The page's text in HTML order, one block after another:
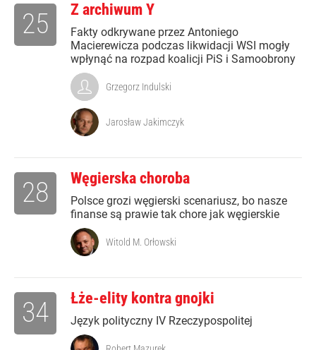
Z archiwum Y
Fakty odkrywane przez Antoniego
Macierewicza podczas likwidacji WSI mogły
wpłynąć na rozpad koalicji PiS i Samoobrony
25
Grzegorz Indulski
Jarosław Jakimczyk
Węgierska choroba
Polsce grozi węgierski scenariusz, bo nasze
finanse są prawie tak chore jak węgierskie
28
Witold M. Orłowski
Łże-elity kontra gnojki
Język polityczny IV Rzeczypospolitej
34